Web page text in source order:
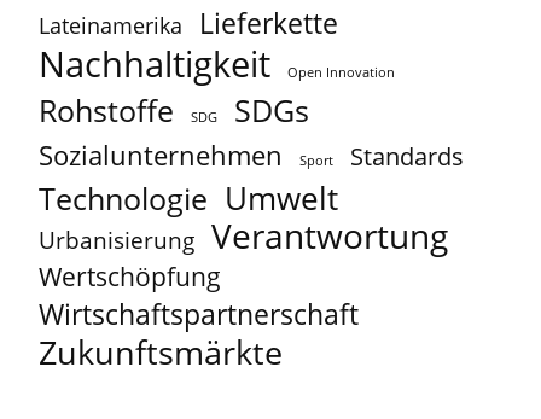
Lateinamerika Lieferkette
Nachhaltigkeit Open Innovation
Rohstoffe SDG SDGs
Sozialunternehmen Sport Standards
Technologie Umwelt
Urbanisierung Verantwortung
Wertschöpfung
Wirtschaftspartnerschaft
Zukunftsmärkte